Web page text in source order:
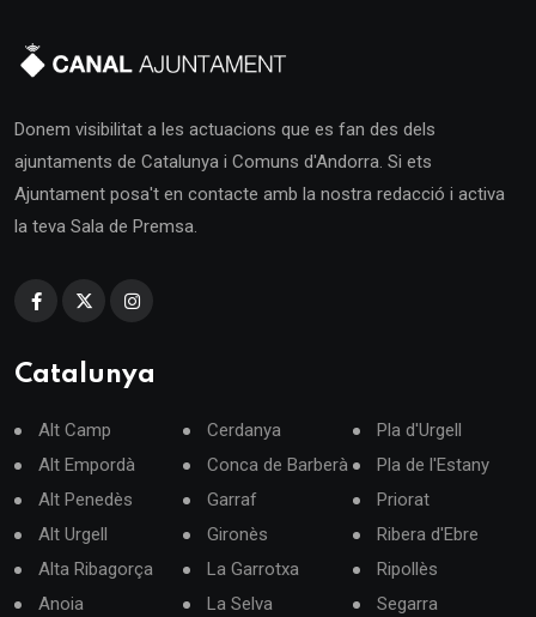
Donem visibilitat a les actuacions que es fan des dels
ajuntaments de Catalunya i Comuns d'Andorra. Si ets
Ajuntament posa't en contacte amb la nostra redacció i activa
la teva Sala de Premsa.
Catalunya
Alt Camp
Alt Empordà
Alt Penedès
Alt Urgell
Alta Ribagorça
Anoia
Cerdanya
Conca de Barberà
Garraf
Gironès
La Garrotxa
La Selva
Pla d'Urgell
Pla de l'Estany
Priorat
Ribera d'Ebre
Ripollès
Segarra